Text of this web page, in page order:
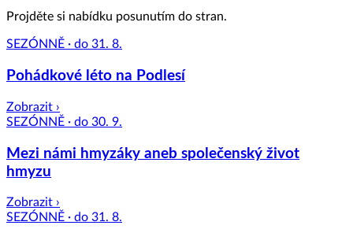
Projděte si nabídku posunutím do stran.
SEZÓNNĚ · do 31. 8.
Pohádkové léto na Podlesí
Zobrazit ›
SEZÓNNĚ · do 30. 9.
Mezi námi hmyzáky aneb společenský život
hmyzu
Zobrazit ›
SEZÓNNĚ · do 31. 8.